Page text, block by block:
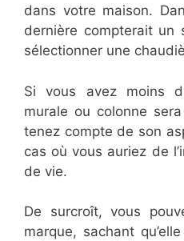
dans votre maison.
dernière compterait un
sélectionner une
Si vous avez moins
murale ou colonne
tenez compte de son
cas où vous auriez de
de vie.
De surcroît, vous
marque, sachant